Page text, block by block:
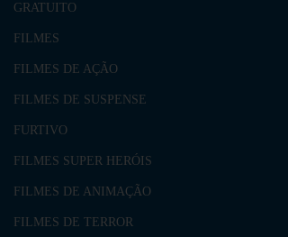
GRATUITO
FILMES
FILMES DE AÇÃO
FILMES DE SUSPENSE
FURTIVO
FILMES SUPER HERÓIS
FILMES DE ANIMAÇÃO
FILMES DE TERROR